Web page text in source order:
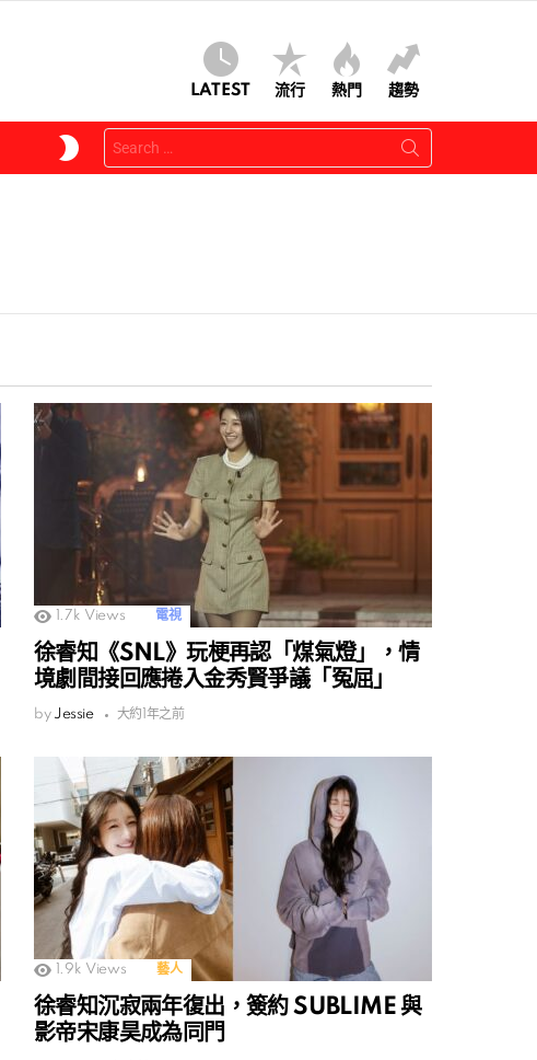
LATEST 流行 熱門 趨勢
SKIN
Search
for:
1.7k Views 電視
徐睿知《SNL》玩梗再認「煤氣燈」，情
境劇間接回應捲入金秀賢爭議「冤屈」
by Jessie 大約1年之前
1.9k Views 藝人
徐睿知沉寂兩年復出，簽約 SUBLIME 與
影帝宋康昊成為同門